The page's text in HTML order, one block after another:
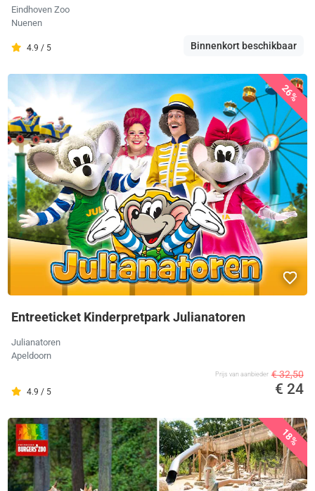
Eindhoven Zoo
Nuenen
4.9 / 5 Binnenkort beschikbaar
26%
Entreeticket Kinderpretpark Julianatoren
Julianatoren
Apeldoorn
4.9 / 5
Prijs van aanbieder € 32,50
€ 24
18%